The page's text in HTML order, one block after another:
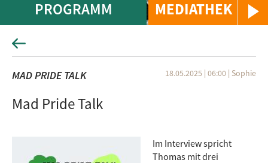
MEDIATHEK
PROGRAMM
MAD PRIDE TALK 18.05.2025 | 06:00 | Sophie
Mad Pride Talk
Im Interview spricht
Thomas mit drei